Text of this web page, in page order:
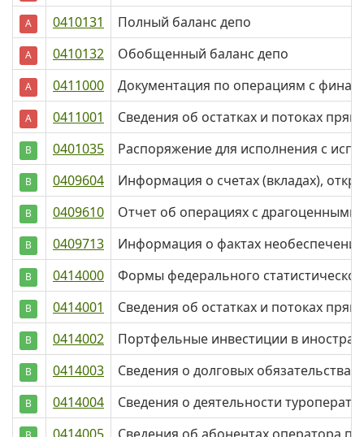
А 0410131 Полный баланс депо
А 0410132 Обобщенный баланс депо
А 0411000 Документация по операциям с
А 0411001 Сведения об остатках и потоках
В 0401035 Распоряжение для исполнения с
В 0409604 Информация о счетах (вкладах),
В 0409610 Отчет об операциях с
В 0409713 Информация о фактах
В 0414000 Формы федерального
В 0414001 Сведения об остатках и потоках
В 0414002 Портфельные инвестиции в
В 0414003 Сведения о долговых
В 0414004 Сведения о деятельности